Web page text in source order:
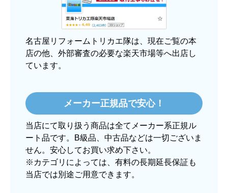
のは不安でしたが、発送もかなり早くて、梱包も
丁寧でした。
2025年12月24日 21:44
欲しい商品をスムーズに注文できましたか？
はい
ショップからの連絡や対応は適切でしたか？
はい
予定の期日までに商品が届きましたか？
名古屋リフォームトリカエ隊は、現在ご覧の本
店の他、外部審査の必要な楽天市場等へ出店し
ています。
メーカー正規品で安心！
当店にて取り扱う商品は全てメーカー系正規ル
ート品です。B級品、中古品などは一切ございま
せん。安心してお買い求め下さい。
※カテゴリによっては、有料の長期延長保証も
当店では別途ご用意できます。